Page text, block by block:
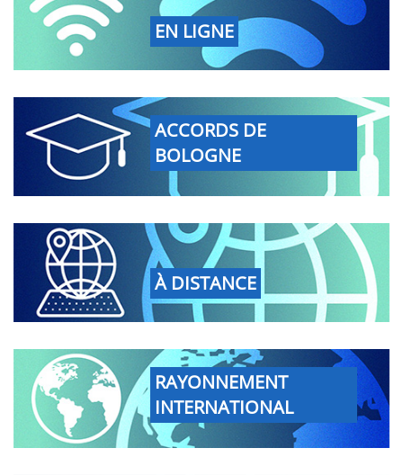
EN LIGNE
ACCORDS DE
BOLOGNE
À DISTANCE
RAYONNEMENT
INTERNATIONAL